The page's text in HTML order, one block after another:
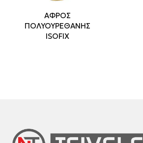
ΑΦΡΟΣ
ΠΟΛΥΟΥΡΕΘΑΝΗΣ
ISOFIX